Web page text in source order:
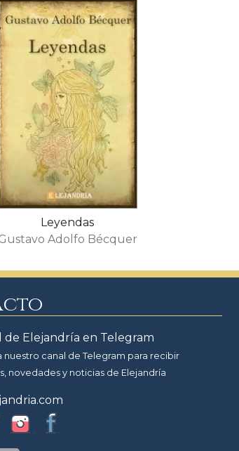
Leyendas
Adolfo Bécquer
de Elejandría en Telegram
nuestro canal de Telegram para recibir
novedades y noticias de Elejandría